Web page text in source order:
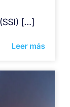
[…]
Leer más